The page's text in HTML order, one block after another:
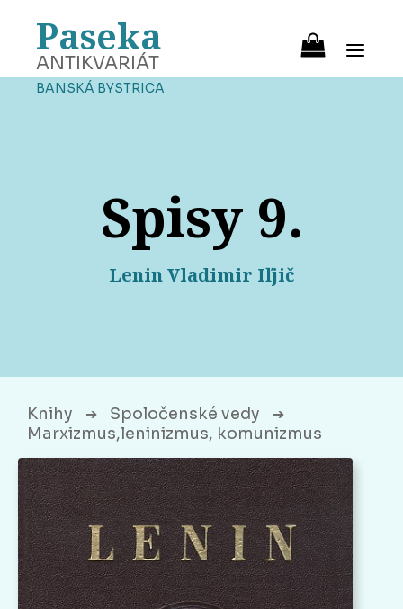
Paseka
ANTIKVARIÁT
BANSKÁ BYSTRICA
Spisy 9.
Lenin Vladimir Iľjič
Knihy ➔ Spoločenské vedy ➔
Marxizmus,leninizmus, komunizmus